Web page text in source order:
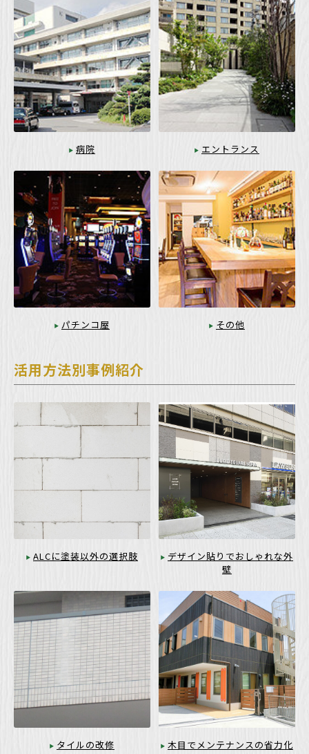
病院 エントランス
パチンコ屋 その他
活用方法別事例紹介
ALCに塗装以外の選択肢
デザイン貼りでおしゃれな外
壁
タイルの改修 木目でメンテナンスの省力化